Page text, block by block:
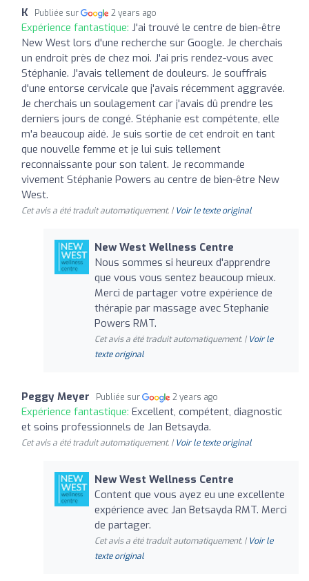
K Publiée sur 2 years ago
Expérience fantastique: J'ai trouvé le centre de bien-être
New West lors d'une recherche sur Google. Je cherchais
un endroit près de chez moi. J'ai pris rendez-vous avec
Stéphanie. J'avais tellement de douleurs. Je souffrais
d'une entorse cervicale que j'avais récemment aggravée.
Je cherchais un soulagement car j'avais dû prendre les
derniers jours de congé. Stéphanie est compétente, elle
m'a beaucoup aidé. Je suis sortie de cet endroit en tant
que nouvelle femme et je lui suis tellement
reconnaissante pour son talent. Je recommande
vivement Stéphanie Powers au centre de bien-être New
West.
Cet avis a été traduit automatiquement. | Voir le texte original
New West Wellness Centre
Nous sommes si heureux d'apprendre
que vous vous sentez beaucoup mieux.
Merci de partager votre expérience de
thérapie par massage avec Stephanie
Powers RMT.
Cet avis a été traduit automatiquement. | Voir le
texte original
Peggy Meyer Publiée sur 2 years ago
Expérience fantastique: Excellent, compétent, diagnostic
et soins professionnels de Jan Betsayda.
Cet avis a été traduit automatiquement. | Voir le texte original
New West Wellness Centre
Content que vous ayez eu une excellente
expérience avec Jan Betsayda RMT. Merci
de partager.
Cet avis a été traduit automatiquement. | Voir le
texte original